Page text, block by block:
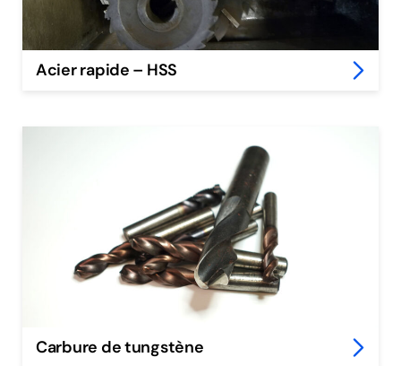
Acier rapide – HSS
Carbure de tungstène